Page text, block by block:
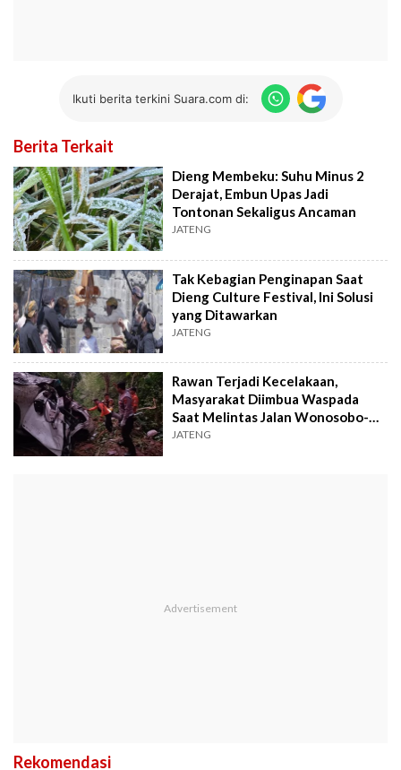
Ikuti berita terkini Suara.com di:
Berita Terkait
Dieng Membeku: Suhu Minus 2
Derajat, Embun Upas Jadi
Tontonan Sekaligus Ancaman
JATENG
Tak Kebagian Penginapan Saat
Dieng Culture Festival, Ini Solusi
yang Ditawarkan
JATENG
Rawan Terjadi Kecelakaan,
Masyarakat Diimbua Waspada
Saat Melintas Jalan Wonosobo-
Batang
JATENG
Rekomendasi